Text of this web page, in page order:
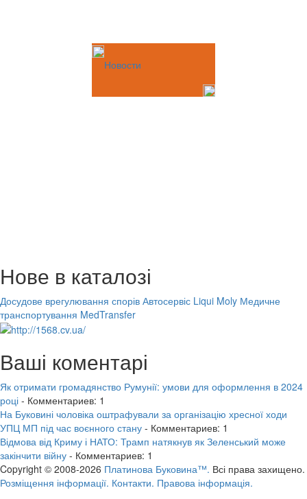
Новости
Нове в каталозі
Досудове врегулювання спорів Автосервіс Liqui Moly Медичне
транспортування MedTransfer
Ваші коментарі
Як отримати громадянство Румунії: умови для оформлення в 2024
році - Комментариев: 1
На Буковині чоловіка оштрафували за організацію хресної ходи
УПЦ МП під час воєнного стану - Комментариев: 1
Відмова від Криму і НАТО: Трамп натякнув як Зеленський може
закінчити війну - Комментариев: 1
Copyright © 2008-2026 Платинова Буковина™. Всі права захищено.
Розміщення інформації. Контакти. Правова інформація.